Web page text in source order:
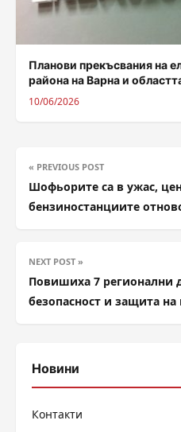
Планови прекъсвания на
района на Варна и
10/06/2026
« PREVIOUS POST
Шофьорите са в ужас,
бензиностанциите
NEXT POST »
Повишиха 7 регионални
безопасност и защита на
Новини
Контакти